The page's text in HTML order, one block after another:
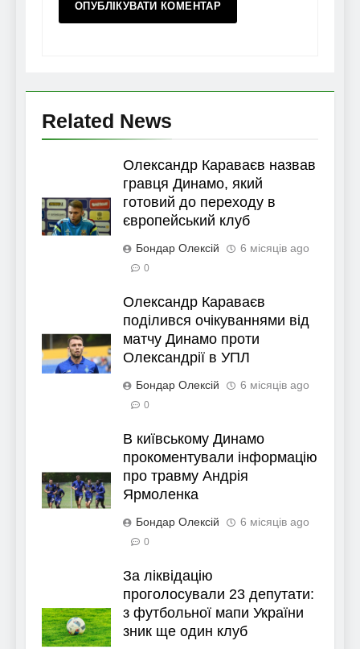
Related News
Олександр Караваєв назвав
гравця Динамо, який
готовий до переходу в
європейський клуб
Бондар Олексій 6 місяців ago
0
Олександр Караваєв
поділився очікуваннями від
матчу Динамо проти
Олександрії в УПЛ
Бондар Олексій 6 місяців ago
0
В київському Динамо
прокоментували інформацію
про травму Андрія
Ярмоленка
Бондар Олексій 6 місяців ago
0
За ліквідацію
проголосували 23 депутати:
з футбольної мапи України
зник ще один клуб